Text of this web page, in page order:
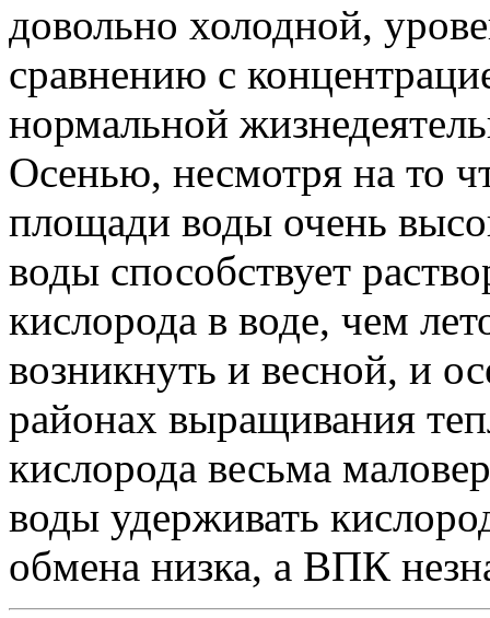
довольно холодной,
сравнению с
нормальной
Осенью, несмотря на то
площади воды очень
воды способствует
кислорода в воде, чем
возникнуть и весной, и
районах выращивания
кислорода весьма
воды удерживать
обмена низка, а ВПК